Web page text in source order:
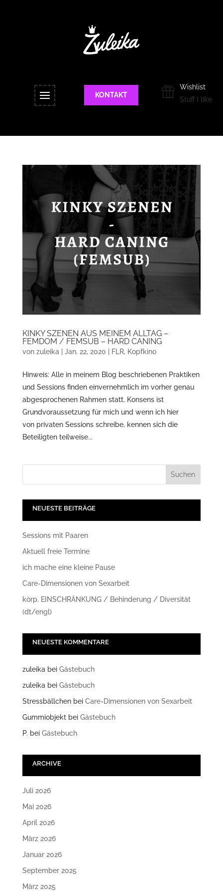
KONTAKT
Wishlist
Stuff I like
KINKY SZENEN AUS MEINEM ALLTAG –
FEMDOM / FEMSUB – HARD CANING
von zuleika| Jan. 22, 2020 FLR, Kopfkino
Hinweis: Alle in meinem Blog beschriebenen Praktiken
und Sessions finden einvernehmlich im vorher genau
abgesprochenen Rahmen statt. Konsens ist
Grundvoraussetzung für mich und wenn ich hier
von privaten Sessions schreibe, kennen sich die
Beteiligten teilweise...
NEUESTE BEITRÄGE
Sessions mit Paaren
Aktuell freie Termine
ich mache eine kleine Pause
Care-Dimensionen von Sexarbeit
körp. EINSCHRÄNKUNG / Behinderung / Diversität
(dt/engl)
NEUESTE KOMMENTARE
zuleikabei Gästebuch
zuleikabei Gästebuch
Stressbällchenbei Care-Dimensionen von Sexarbeit
Gummiobjektbei Gästebuch
P. bei Gästebuch
ARCHIVE
Juli 2026
Mai 2026
April 2026
März 2026
Januar 2026
September 2025
März 2025